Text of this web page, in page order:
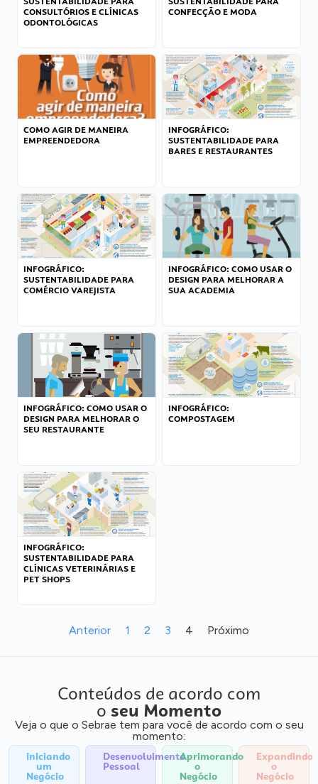
CONSULTÓRIOS E CLÍNICAS
ODONTOLÓGICAS
CONFECÇÃO E MODA
COMO AGIR DE MANEIRA
EMPREENDEDORA
INFOGRÁFICO:
SUSTENTABILIDADE PARA
BARES E RESTAURANTES
INFOGRÁFICO:
SUSTENTABILIDADE PARA
COMÉRCIO VAREJISTA
INFOGRÁFICO: COMO USAR O
DESIGN PARA MELHORAR A
SUA ACADEMIA
INFOGRÁFICO: COMO USAR O
DESIGN PARA MELHORAR O
SEU RESTAURANTE
INFOGRÁFICO:
COMPOSTAGEM
INFOGRÁFICO:
SUSTENTABILIDADE PARA
CLÍNICAS VETERINÁRIAS E
PET SHOPS
Anterior 1 2 3 4 Próximo
Conteúdos de acordo com
o seu Momento
Veja o que o Sebrae tem para você de acordo com o seu
momento:
Iniciando
um
Negócio
Desenvolvimento
Pessoal
Aprimorando
o
Negócio
Expandindo
o
Negócio